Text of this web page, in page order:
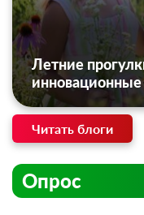
Летние
Читать блоги
Опрос